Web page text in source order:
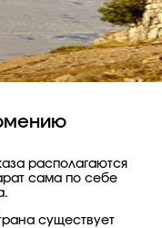
располагаются
сама по себе
существует